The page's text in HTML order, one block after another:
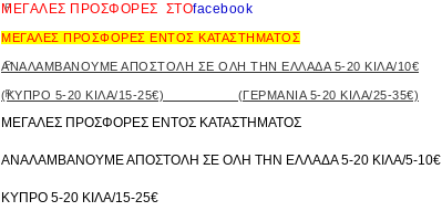
ΜΕΓΑΛΕΣ ΠΡΟΣΦΟΡΕΣ ΣΤΟfacebook
ΜΕΓΑΛΕΣ ΠΡΟΣΦΟΡΕΣ ΕΝΤΟΣ ΚΑΤΑΣΤΗΜΑΤΟΣ
ANAΛΑΜΒΑΝΟΥΜΕ ΑΠΟΣΤΟΛΗ ΣΕ ΟΛΗ ΤΗΝ ΕΛΛΑΔΑ 5-20 ΚΙΛΑ/10€
(ΚΥΠΡΟ 5-20 ΚΙΛΑ/15-25€) (ΓΕΡΜΑΝΙΑ 5-20 ΚΙΛΑ/25-35€)
ΜΕΓΑΛΕΣ ΠΡΟΣΦΟΡΕΣ ΕΝΤΟΣ ΚΑΤΑΣΤΗΜΑΤΟΣ
ANAΛΑΜΒΑΝΟΥΜΕ ΑΠΟΣΤΟΛΗ ΣΕ ΟΛΗ ΤΗΝ ΕΛΛΑΔΑ 5-20 ΚΙΛΑ/5-10€
ΚΥΠΡΟ 5-20 ΚΙΛΑ/15-25€